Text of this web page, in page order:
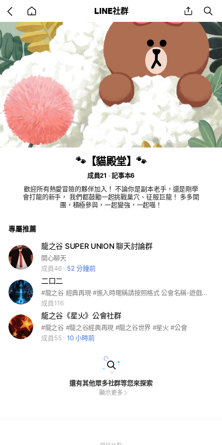
back
to
home
LINE社群 share
🐾【貓殿堂】🐾
成員21
記事本6
歡迎所有熱愛冒險的夥伴加入！ 不論你是副本老手，還是剛學
會打龍的新手， 我們都鼓勵一起挑戰巢穴、征服巨龍！ 多多開
團，積極參與，一起變強，一起喵！
專屬推薦
龍之谷 SUPER UNION 聊天討論群
開心聊天
成員46
52 分鐘前
二口二
#龍之谷 經典再現 #進入時暱稱請按照格式 公會名稱-遊戲名稱-職業 （星墜聖殿的只需要在公會名稱上打上第幾公會即可）
成員116
龍之谷《星火》公會社群
#龍之谷 #龍之谷經典再現 #龍之谷世界 #星火 #公會
成員55
10 小時前
還有其他眾多社群等您來探索
顯示更多